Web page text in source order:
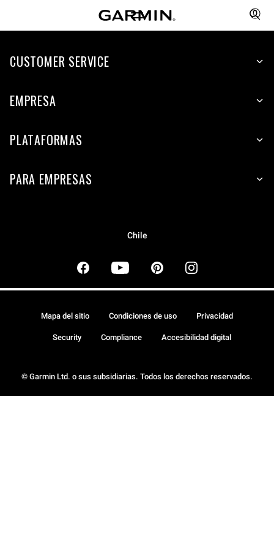
CUSTOMER SERVICE
EMPRESA
PLATAFORMAS
PARA EMPRESAS
Chile
© Garmin Ltd. o sus subsidiarias. Todos los derechos reservados.
Mapa del sitio Condiciones de uso Privacidad
Security Compliance Accesibilidad digital